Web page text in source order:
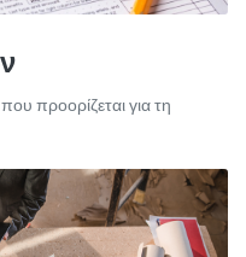
προορίζεται για τη